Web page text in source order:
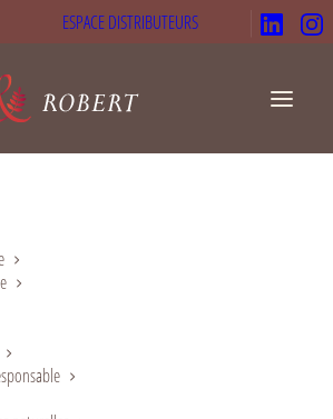
ESPACE DISTRIBUTEURS
alimentaire
E416 :
EFSA,
et garanties de